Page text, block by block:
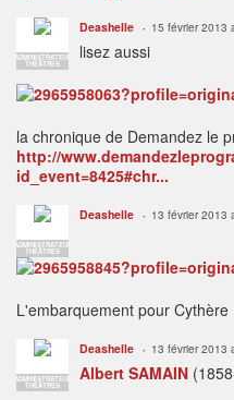
ADMINISTRATEUR
THÉÂTRES
Deashelle 15 février 2013
lisez aussi
la chronique de Demandez le
http://
id_event=8425#chr...
ADMINISTRATEUR
THÉÂTRES
Deashelle 13 février 2013
L'embarquement pour Cythère
ADMINISTRATEUR
THÉÂTRES
Deashelle 13 février 2013
Albert SAMAIN